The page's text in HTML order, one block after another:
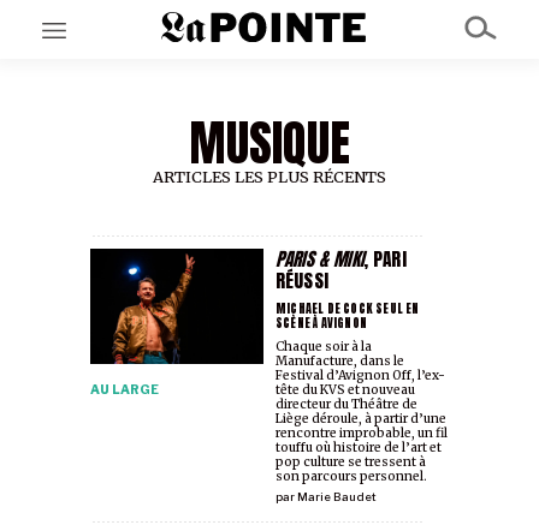
EN CE MOMENT
GRAND ANGLE
AU LARGE
À PROPOS
NOS PARTENAIRES
MUSIQUE
ARTICLES LES PLUS RÉCENTS
PARIS & MIKI, PARI
RÉUSSI
MICHAEL DE COCK SEUL EN
SCÈNE À AVIGNON
AU LARGE
parMarie Baudet
Chaque soir à la
Manufacture, dans le
Festival d’Avignon Off, l’ex-
tête du KVS et nouveau
directeur du Théâtre de
Liège déroule, à partir d’une
rencontre improbable, un fil
touffu où histoire de l’art et
pop culture se tressent à
son parcours personnel.